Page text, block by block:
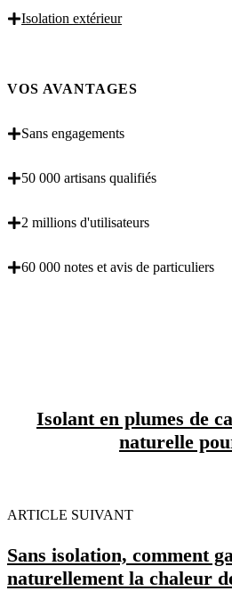
Isolation extérieur
VOS AVANTAGES
Sans engagements
50 000 artisans qualifiés
2 millions d'utilisateurs
60 000 notes et avis de particuliers
Isolant en plumes de
naturelle
ARTICLE SUIVANT
Sans isolation, comment
naturellement la chaleur